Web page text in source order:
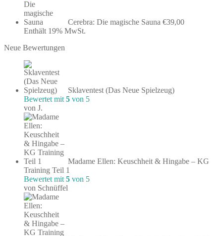
Cerebra: Die magische Sauna €39,00
Enthält 19% MwSt.
Neue Bewertungen
Sklaventest (Das Neue Spielzeug)
Bewertet mit 5 von 5
von J.
Madame Ellen: Keuschheit & Hingabe – KG
Training Teil 1
Bewertet mit 5 von 5
von Schnüffel